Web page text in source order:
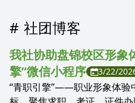
社团博客
我社协助盘锦校区形象
擎”微信小程序
3/22/
“青职引擎”——职业形象体验